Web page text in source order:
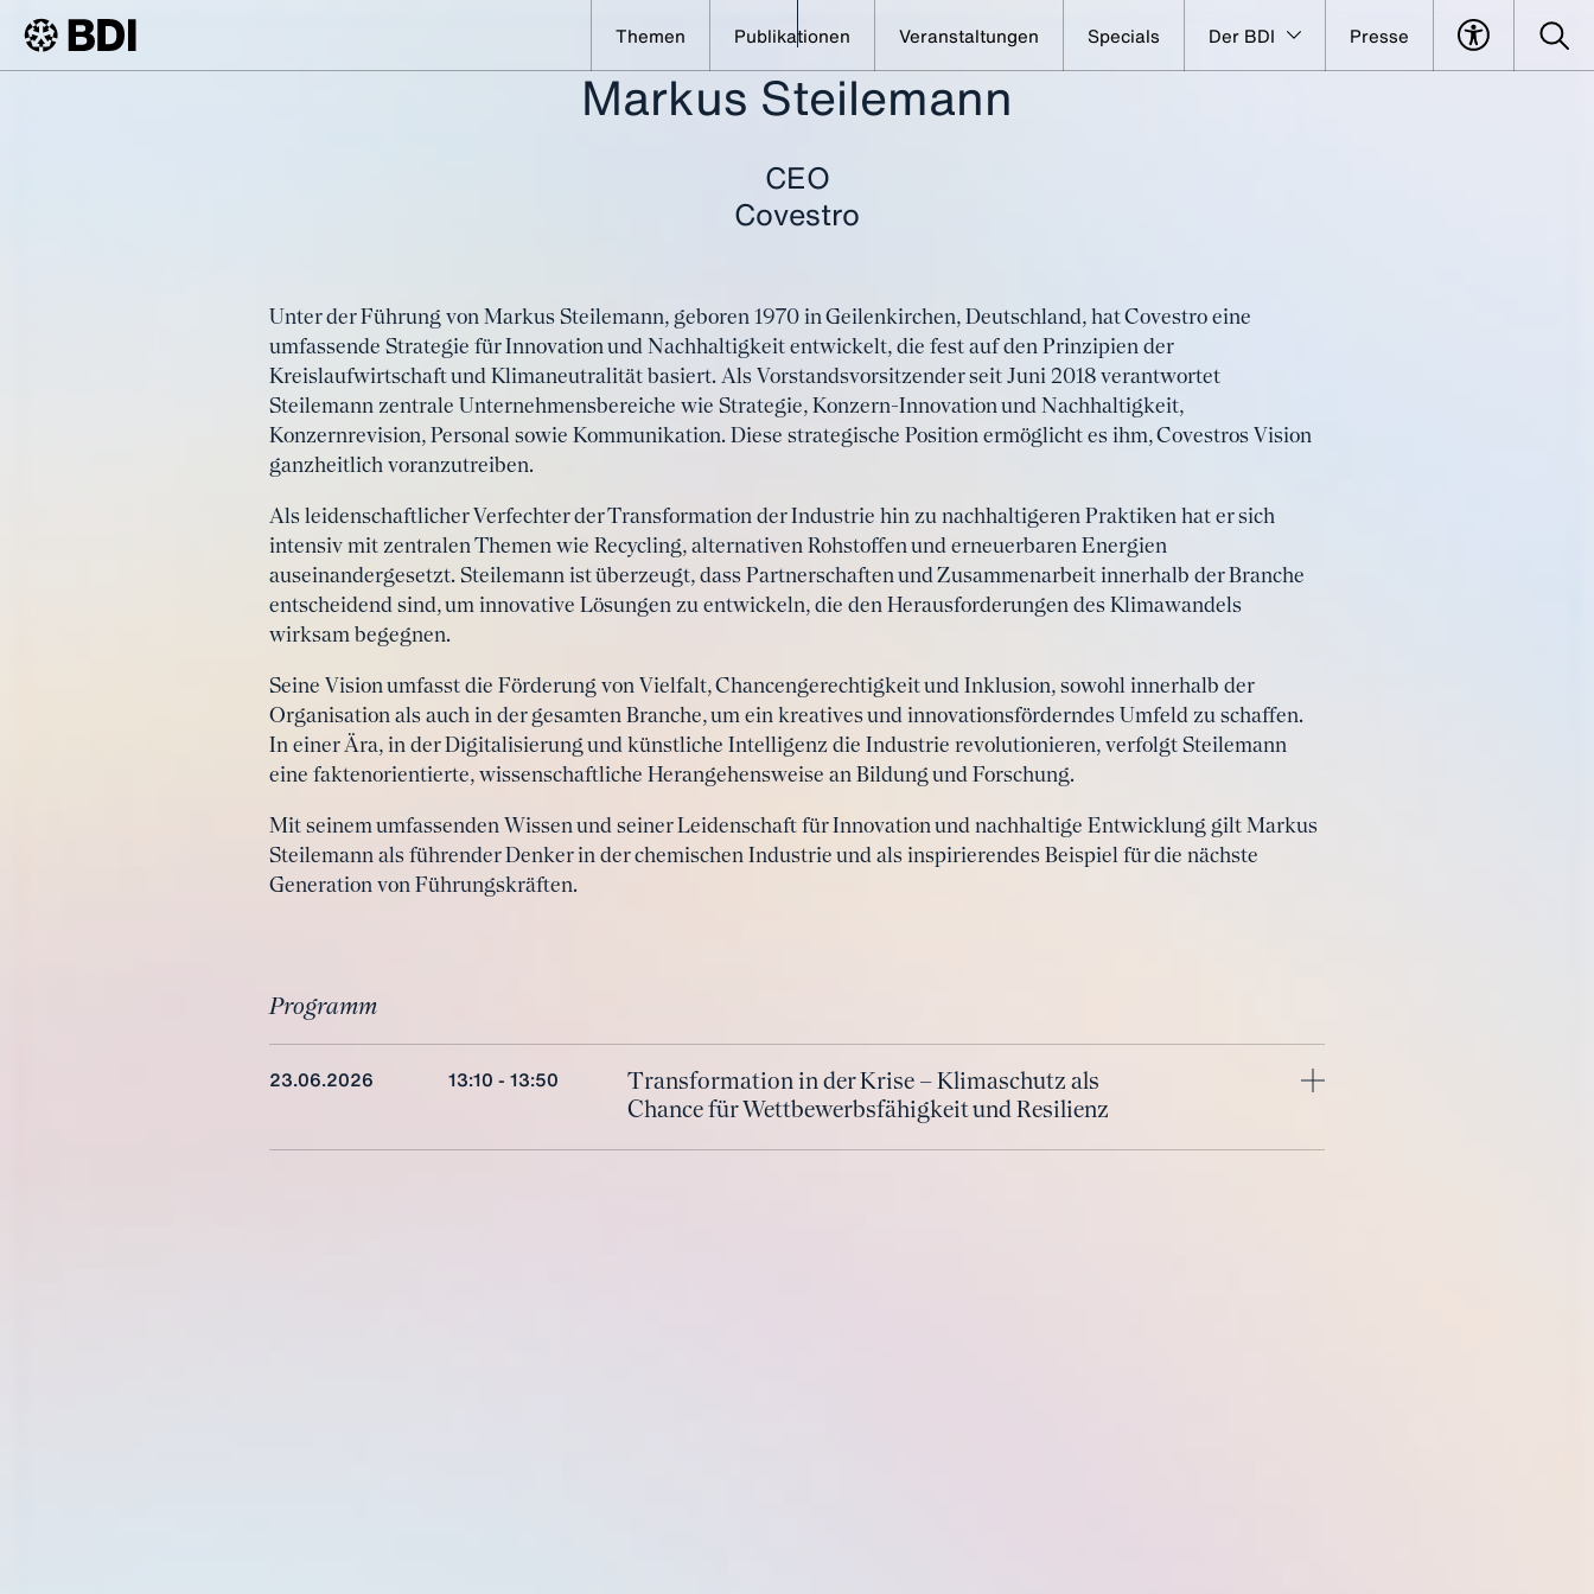
Themen Publikationen Veranstaltungen Specials Der BDI Presse
Alle Speaker im Überblick Steilemann, Markus
Markus Steilemann
CEO
Covestro
Unter der Führung von Markus Steilemann, geboren 1970 in Geilenkirchen, Deutschland, hat Covestro eine
umfassende Strategie für Innovation und Nachhaltigkeit entwickelt, die fest auf den Prinzipien der
Kreislaufwirtschaft und Klimaneutralität basiert. Als Vorstandsvorsitzender seit Juni 2018 verantwortet
Steilemann zentrale Unternehmensbereiche wie Strategie, Konzern-Innovation und Nachhaltigkeit,
Konzernrevision, Personal sowie Kommunikation. Diese strategische Position ermöglicht es ihm, Covestros Vision
ganzheitlich voranzutreiben.
Als leidenschaftlicher Verfechter der Transformation der Industrie hin zu nachhaltigeren Praktiken hat er sich
intensiv mit zentralen Themen wie Recycling, alternativen Rohstoffen und erneuerbaren Energien
auseinandergesetzt. Steilemann ist überzeugt, dass Partnerschaften und Zusammenarbeit innerhalb der Branche
entscheidend sind, um innovative Lösungen zu entwickeln, die den Herausforderungen des Klimawandels
wirksam begegnen.
Seine Vision umfasst die Förderung von Vielfalt, Chancengerechtigkeit und Inklusion, sowohl innerhalb der
Organisation als auch in der gesamten Branche, um ein kreatives und innovationsförderndes Umfeld zu schaffen.
In einer Ära, in der Digitalisierung und künstliche Intelligenz die Industrie revolutionieren, verfolgt Steilemann
eine faktenorientierte, wissenschaftliche Herangehensweise an Bildung und Forschung.
Mit seinem umfassenden Wissen und seiner Leidenschaft für Innovation und nachhaltige Entwicklung gilt Markus
Steilemann als führender Denker in der chemischen Industrie und als inspirierendes Beispiel für die nächste
Generation von Führungskräften.
Programm
Trans­for­ma­ti­on in der Kri­se – Kli­ma­schutz als
Chan­ce für Wett­be­werbs­fä­hig­keit und Re­si­li­enz
23.06.2026 13:10 13:50 mehr